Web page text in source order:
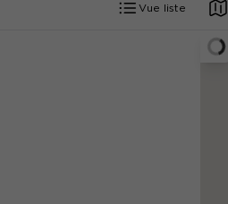
Vue liste